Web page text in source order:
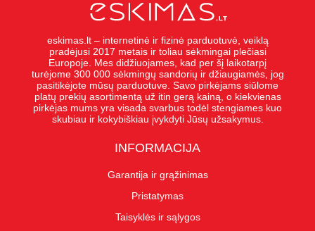
eskimas.lt – internetinė ir fizinė parduotuvė, veiklą
pradėjusi 2017 metais ir toliau sėkmingai plečiasi
Europoje. Mes didžiuojames, kad per šį laikotarpį
turėjome 300 000 sėkmingų sandorių ir džiaugiamės, jog
pasitikėjote mūsų parduotuve. Savo pirkėjams siūlome
platų prekių asortimentą už itin gerą kainą, o kiekvienas
pirkėjas mums yra visada svarbus todėl stengiames kuo
skubiau ir kokybiškiau įvykdyti Jūsų užsakymus.
INFORMACIJA
Garantija ir grąžinimas
Pristatymas
Taisyklės ir sąlygos